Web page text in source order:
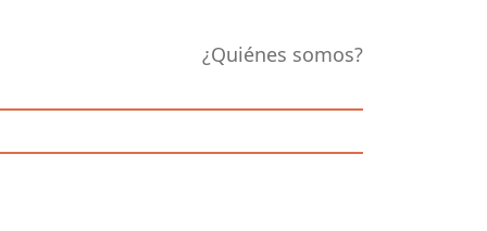
¿Quiénes somos?